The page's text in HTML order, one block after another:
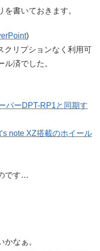
書いておきます。
)
クリプションなく利用可
済でした。
パーDPT-RP1と同期す
note XZ搭載のホイール
です…
なぁ。